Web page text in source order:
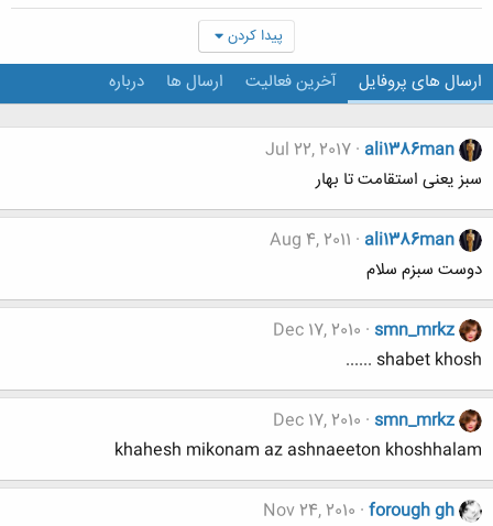
پیدا کردن
ارسال های پروفایل آخرین فعالیت ارسال ها درباره
ali1386man
Jul 22, 2017
سبز یعنی استقامت تا بهار
ali1386man
Aug 4, 2011
دوست سبزم سلام
smn_mrkz
Dec 17, 2010
shabet khosh ......
smn_mrkz
Dec 17, 2010
khahesh mikonam az ashnaeeton khoshhalam
forough gh
Nov 24, 2010